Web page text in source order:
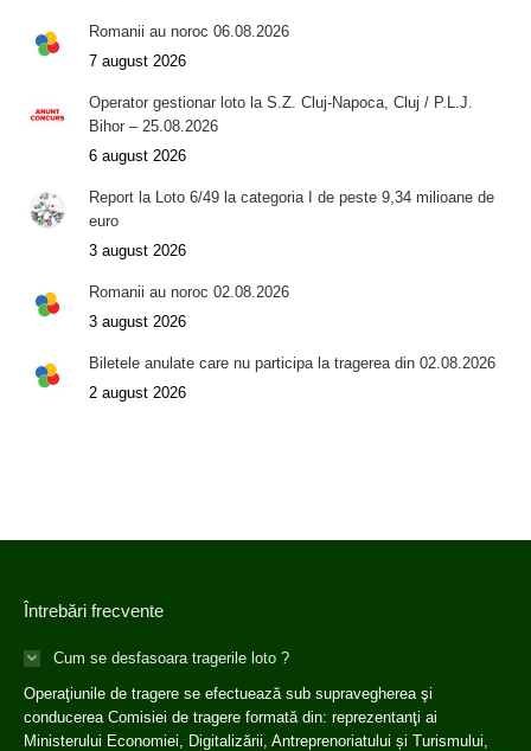
Romanii au noroc 06.08.2026
7 august 2026
Operator gestionar loto la S.Z. Cluj-Napoca, Cluj / P.L.J.
Bihor – 25.08.2026
6 august 2026
Report la Loto 6/49 la categoria I de peste 9,34 milioane de
euro
3 august 2026
Romanii au noroc 02.08.2026
3 august 2026
Biletele anulate care nu participa la tragerea din 02.08.2026
2 august 2026
Întrebări frecvente
Cum se desfasoara tragerile loto ?
Operaţiunile de tragere se efectuează sub supravegherea şi
conducerea Comisiei de tragere formată din: reprezentanţi ai
Ministerului Economiei, Digitalizării, Antreprenoriatului și Turismului,